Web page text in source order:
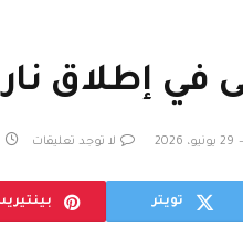
إطلاق نار
29 يونيو، 2026 لا توجد تعليقات
تويتر